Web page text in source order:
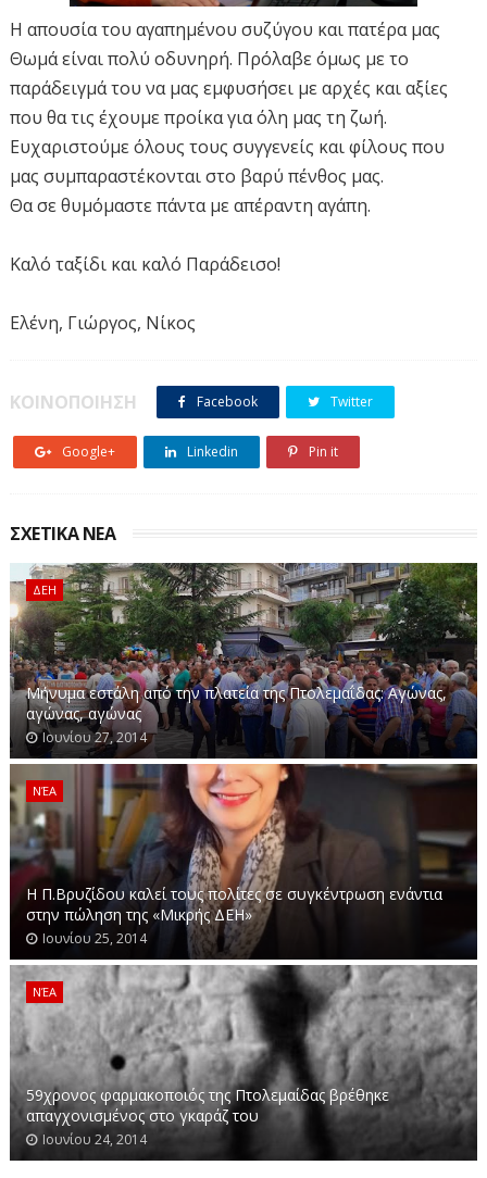
Η απουσία του αγαπημένου συζύγου και πατέρα μας
Θωμά είναι πολύ οδυνηρή. Πρόλαβε όμως με το
παράδειγμά του να μας εμφυσήσει με αρχές και αξίες
που θα τις έχουμε προίκα για όλη μας τη ζωή.
Ευχαριστούμε όλους τους συγγενείς και φίλους που
μας συμπαραστέκονται στο βαρύ πένθος μας.
Θα σε θυμόμαστε πάντα με απέραντη αγάπη.
Καλό ταξίδι και καλό Παράδεισο!
Ελένη, Γιώργος, Νίκος
ΚΟΙΝΟΠΟΙΗΣΗ Facebook Twitter
Google+ Linkedin Pin it
ΣΧΕΤΙΚΑ ΝΕΑ
ΔΕΗ
Μήνυμα εστάλη από την πλατεία της Πτολεμαΐδας: Αγώνας,
αγώνας, αγώνας
Ιουνίου 27, 2014
ΝΈΑ
Η Π.Βρυζίδου καλεί τους πολίτες σε συγκέντρωση ενάντια
στην πώληση της «Μικρής ΔΕΗ»
Ιουνίου 25, 2014
ΝΈΑ
59χρονος φαρμακοποιός της Πτολεμαίδας βρέθηκε
απαγχονισμένος στο γκαράζ του
Ιουνίου 24, 2014